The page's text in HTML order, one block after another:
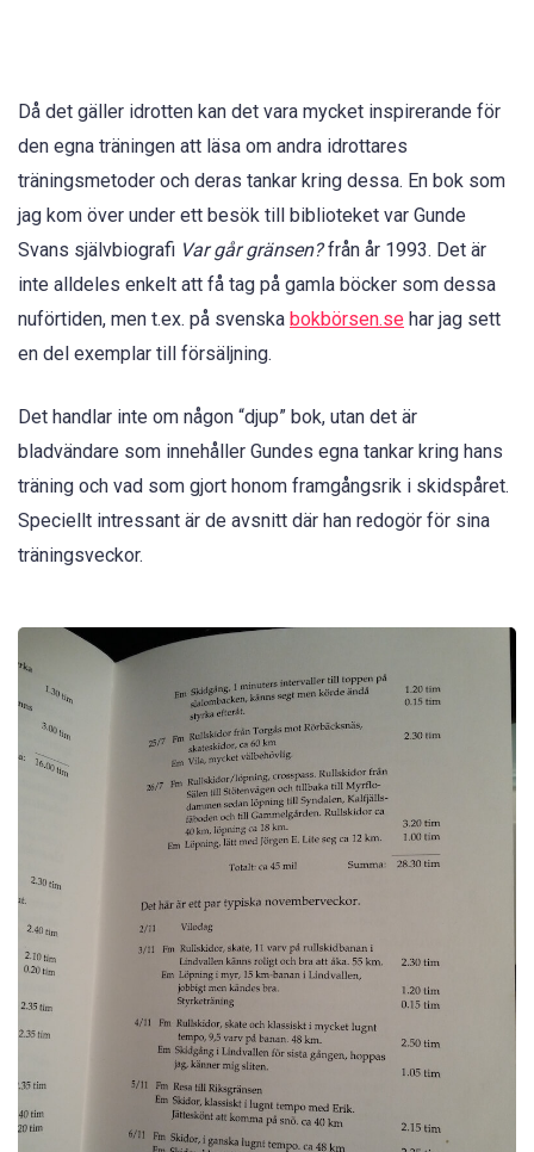
Då det gäller idrotten kan det vara mycket inspirerande för
den egna träningen att läsa om andra idrottares
träningsmetoder och deras tankar kring dessa. En bok som
jag kom över under ett besök till biblioteket var Gunde
Svans självbiografi Var går gränsen?från år 1993. Det är
inte alldeles enkelt att få tag på gamla böcker som dessa
nuförtiden, men t.ex. på svenska bokbörsen.se har jag sett
en del exemplar till försäljning.
Det handlar inte om någon “djup” bok, utan det är
bladvändare som innehåller Gundes egna tankar kring hans
träning och vad som gjort honom framgångsrik i skidspåret.
Speciellt intressant är de avsnitt där han redogör för sina
träningsveckor.